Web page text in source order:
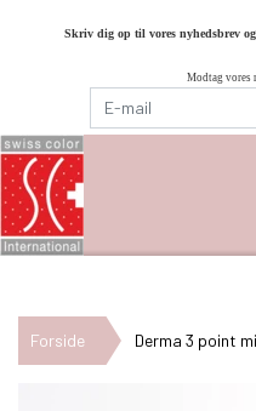
Skriv dig op til vores nyhedsbrev
Modtag vores
Forside Derma 3 point